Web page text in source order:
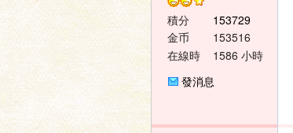
積分
153729
金币
153516
在線時
1586 小時
發消息